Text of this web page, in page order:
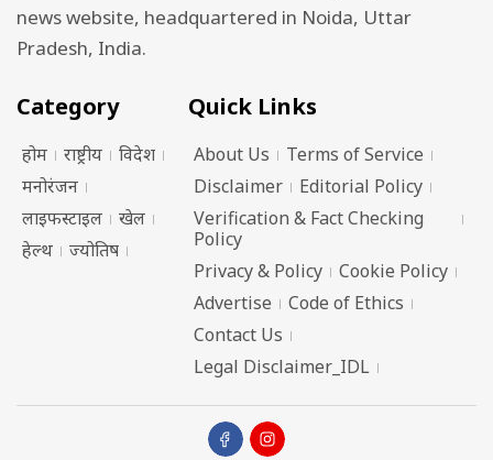
news website, headquartered in Noida, Uttar
Pradesh, India.
Category
होम राष्ट्रीय
विदेश
मनोरंजन
लाइफस्टाइल
खेल
हेल्थ
ज्योतिष
Quick Links
About Us
Terms of Service
Disclaimer
Editorial Policy
Verification & Fact Checking
Policy
Privacy & Policy
Cookie Policy
Advertise
Code of Ethics
Contact Us
Legal Disclaimer_IDL